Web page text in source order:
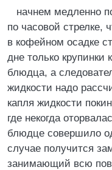
начнем медленно
по часовой стрелке,
в кофейном осадке
дне только
блюдца, а
жидкости надо
капля жидкости
где некогда
блюдце совершило
случае получится
занимающий всю